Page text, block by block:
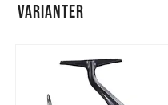
VARIANTER